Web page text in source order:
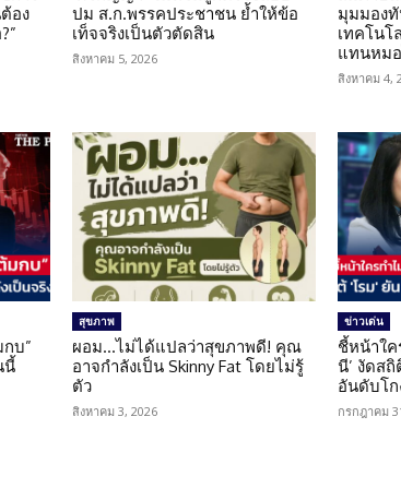
อง
ปม ส.ก.พรรคประชาชน ย้ำให้ข้อ
เท็จจริงเป็นตัวตัดสิน
สิงหาคม 5, 2026
มุมมอง
เทคโน
แทนหม
สิงหาคม 4,
บ”
นี้
สุขภาพ
ผอม…ไม่ได้แปลว่าสุขภาพดี! คุณ
อาจกำลังเป็น Skinny Fat โดยไม่รู้
ตัว
สิงหาคม 3, 2026
ข่าวเด่น
ชี้หน้าใค
นี’ งัดส
อันดับโ
กรกฎาคม